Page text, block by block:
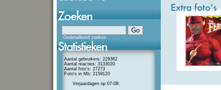
Gedetailleerd zoeken
Aantal gebruikers: 229362
Aantal reacties: 3133020
Aantal foto's: 27273
Foto's in Mb: 2159120
Verjaardagen op 07-08: